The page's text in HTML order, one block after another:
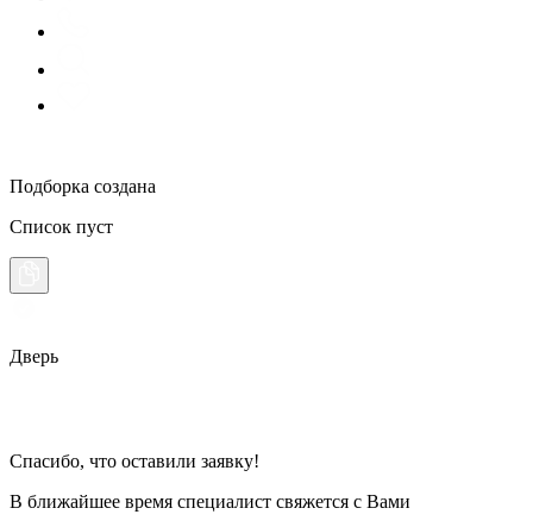
Подборка создана
Список пуст
Дверь
Спасибо, что оставили заявку!
В ближайшее время специалист свяжется с Вами